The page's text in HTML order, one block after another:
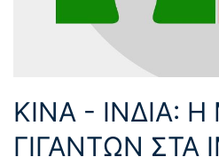
ΚΙΝΑ - ΙΝΔΙΑ:
ΓΙΓΑΝΤΩΝ ΣΤΑ